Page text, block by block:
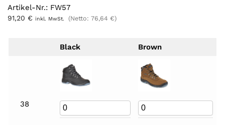
Artikel-Nr.: FW57
91,20 € inkl. MwSt. (Netto: 76,64 €)
Black Brown
38